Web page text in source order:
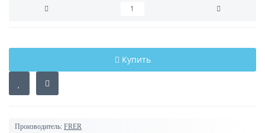
Купить
Производитель: FRER